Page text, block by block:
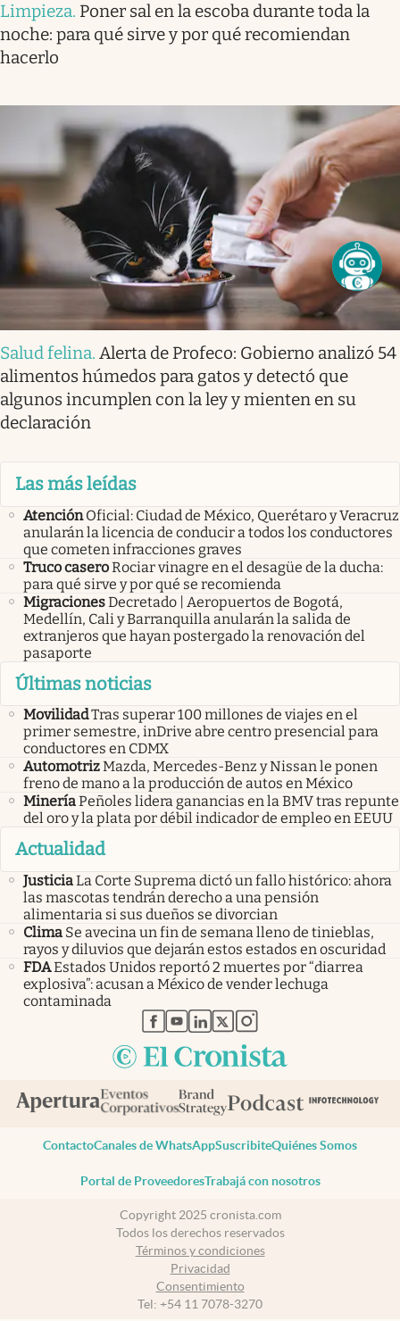
Limpieza. Poner sal en la escoba durante toda la
noche: para qué sirve y por qué recomiendan
hacerlo
Salud felina. Alerta de Profeco: Gobierno analizó 54
alimentos húmedos para gatos y detectó que
algunos incumplen con la ley y mienten en su
declaración
Las más leídas
Atención Oficial: Ciudad de México, Querétaro y Veracruz
anularán la licencia de conducir a todos los conductores
que cometen infracciones graves
Truco caseroRociar vinagre en el desagüe de la ducha:
para qué sirve y por qué se recomienda
MigracionesDecretado | Aeropuertos de Bogotá,
Medellín, Cali y Barranquilla anularán la salida de
extranjeros que hayan postergado la renovación del
pasaporte
Últimas noticias
MovilidadTras superar 100 millones de viajes en el
primer semestre, inDrive abre centro presencial para
conductores en CDMX
AutomotrizMazda, Mercedes-Benz y Nissan le ponen
freno de mano a la producción de autos en México
MineríaPeñoles lidera ganancias en la BMV tras repunte
del oro y la plata por débil indicador de empleo en EEUU
Actualidad
JusticiaLa Corte Suprema dictó un fallo histórico: ahora
las mascotas tendrán derecho a una pensión
alimentaria si sus dueños se divorcian
Clima Se avecina un fin de semana lleno de tinieblas,
rayos y diluvios que dejarán estos estados en oscuridad
FDAEstados Unidos reportó 2 muertes por “diarrea
explosiva”: acusan a México de vender lechuga
contaminada
abre en nueva pestaña
abre en nueva pestaña
abre en nueva pestaña
abre en nueva pestaña
abre en nueva pestaña
ContactoCanales de WhatsAppSuscribiteQuiénes Somos
Portal de ProveedoresTrabajá con nosotros
Copyright 2025 cronista.com
Todos los derechos reservados
Términos y condiciones
Privacidad
Consentimiento
Tel: +54 11 7078-3270